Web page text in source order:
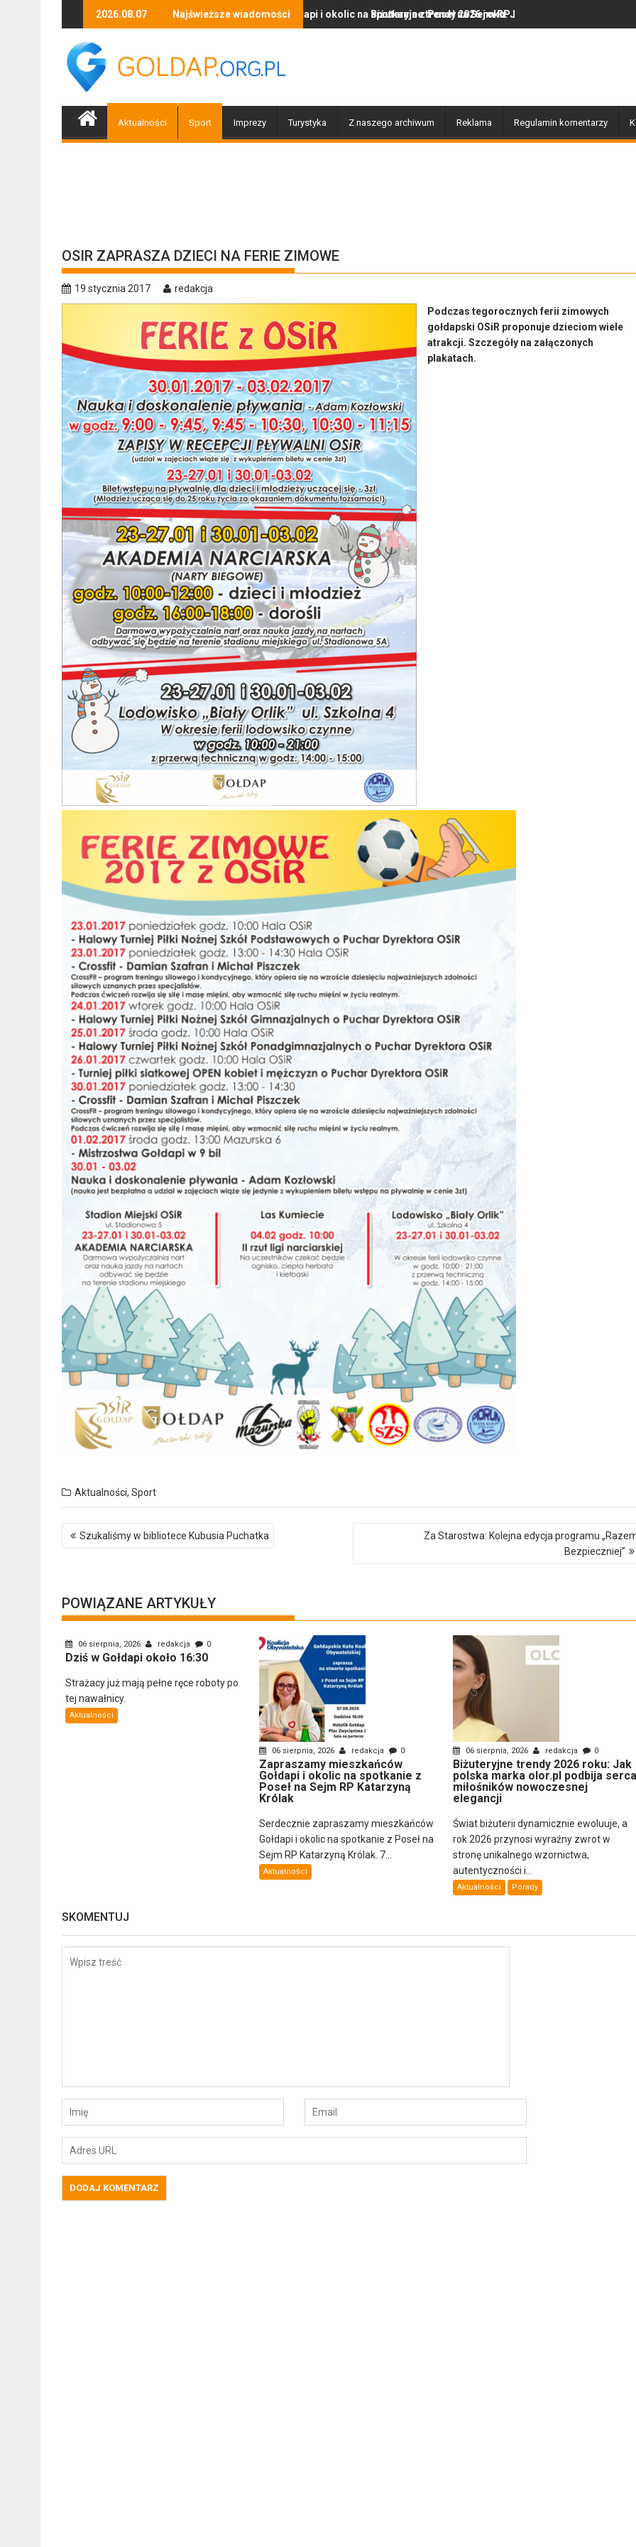
2026.08.07 Najświeższe wiadomości
Zapraszamy mieszkańców Gołdapi i okolic na spotkanie z Poseł na Sejm RP Katarzyną Królak
Biżuteryjne trendy 2026 roku: Jak polska marka olor.pl podbija serca
Dobiegły końca prace związane
Aktualności Sport Imprezy Turystyka Z naszego archiwum Reklama Regulamin komentarzy
OSIR ZAPRASZA DZIECI NA FERIE ZIMOWE
19 stycznia 2017
redakcja
Podczas tegorocznych ferii zimowych
gołdapski OSiR proponuje dzieciom wiele
atrakcji. Szczegóły na załączonych
plakatach.
Aktualności, Sport
Nawigacja
wpisuSzukaliśmy w bibliotece Kubusia Puchatka
Za Starostwa: Kolejna edycja programu
Bezpieczniej”
POWIĄZANE ARTYKUŁY
06 sierpnia, 2026 redakcja 0
Dziś w Gołdapi około 16:30
Strażacy już mają pełne ręce roboty po
tej nawałnicy.
Aktualności
06 sierpnia, 2026 redakcja 0
Zapraszamy mieszkańców
Gołdapi i okolic na spotkanie z
Poseł na Sejm RP Katarzyną
Królak
Serdecznie zapraszamy mieszkańców
Gołdapi i okolic na spotkanie z Poseł na
Sejm RP Katarzyną Królak. 7...
Aktualności
06 sierpnia, 2026 redakcja 0
Biżuteryjne trendy 2026 roku: Jak
polska marka olor.pl podbija serca
miłośników nowoczesnej
elegancji
Świat biżuterii dynamicznie ewoluuje, a
rok 2026 przynosi wyraźny zwrot w
stronę unikalnego wzornictwa,
autentyczności i...
Aktualności Porady
SKOMENTUJ